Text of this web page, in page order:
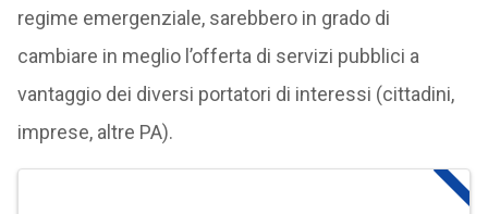
regime emergenziale, sarebbero in grado di
cambiare in meglio l’offerta di servizi pubblici a
vantaggio dei diversi portatori di interessi (cittadini,
imprese, altre PA).